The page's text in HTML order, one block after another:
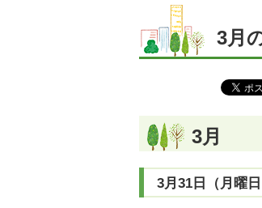
3月
3月
3月31日（月曜日